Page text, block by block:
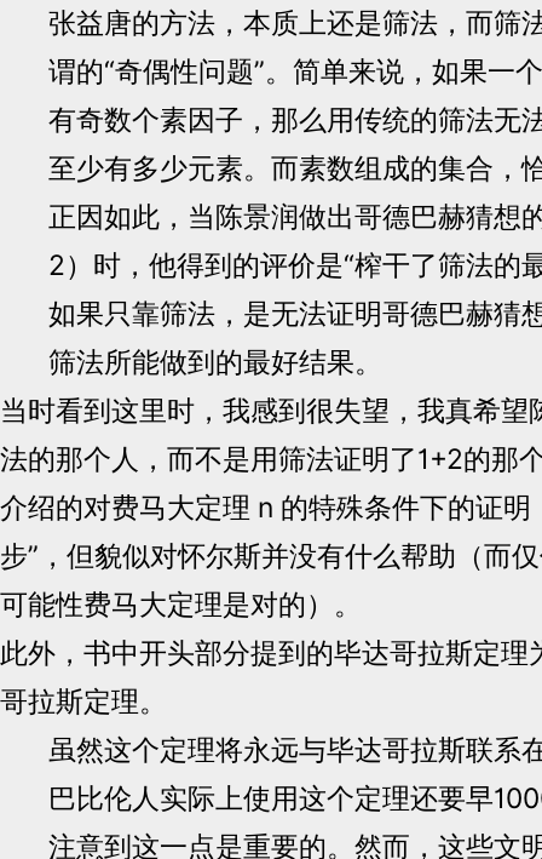
张益唐的方法，本质上还是筛法，而筛
谓的“奇偶性问题”。简单来说，如果一
有奇数个素因子，那么用传统的筛法无
至少有多少元素。而素数组成的集合，
正因如此，当陈景润做出哥德巴赫猜想
2）时，他得到的评价是“榨干了筛法的
如果只靠筛法，是无法证明哥德巴赫猜
筛法所能做到的最好结果。
当时看到这里时，我感到很失望，我真希望
法的那个人，而不是用筛法证明了1+2的那
介绍的对费马大定理 n 的特殊条件下的证明
步”，但貌似对怀尔斯并没有什么帮助（而
可能性费马大定理是对的）。
此外，书中开头部分提到的毕达哥拉斯定理
哥拉斯定理。
虽然这个定理将永远与毕达哥拉斯联系
巴比伦人实际上使用这个定理还要早
注意到这一点是重要的。然而，这些文